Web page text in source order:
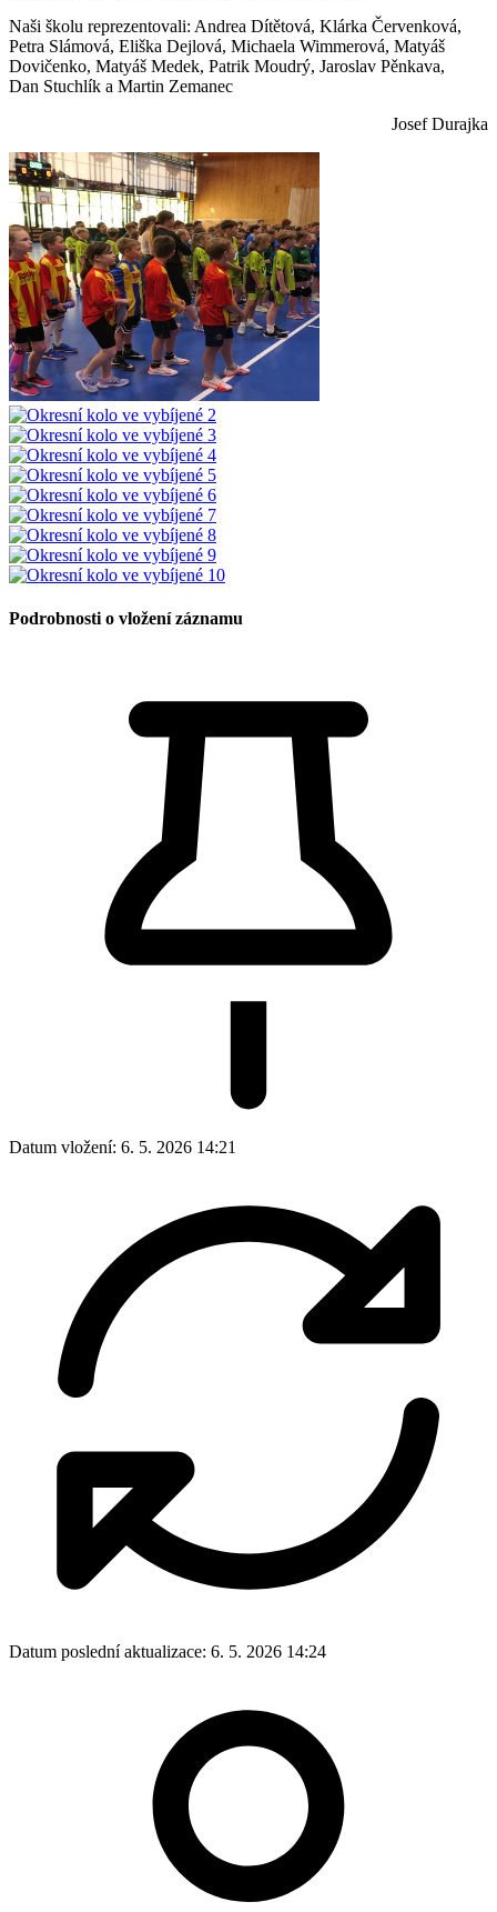
Naši školu reprezentovali: Andrea Dítětová, Klárka Červenková,
Petra Slámová, Eliška Dejlová, Michaela Wimmerová, Matyáš
Dovičenko, Matyáš Medek, Patrik Moudrý, Jaroslav Pěnkava,
Dan Stuchlík a Martin Zemanec
Josef Durajka
Podrobnosti o vložení záznamu
Datum vložení: 6. 5. 2026 14:21
Datum poslední aktualizace: 6. 5. 2026 14:24